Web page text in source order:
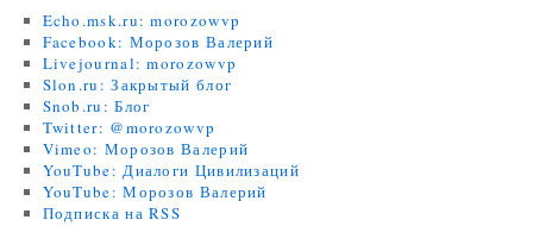
Echo.msk.ru: morozowvp
Facebook: Морозов Валерий
Livejournal: morozowvp
Slon.ru: Закрытый блог
Snob.ru: Блог
Twitter: @morozowvp
Vimeo: Морозов Валерий
YouTube: Диалоги Цивилизаций
YouTube: Морозов Валерий
Подписка на RSS